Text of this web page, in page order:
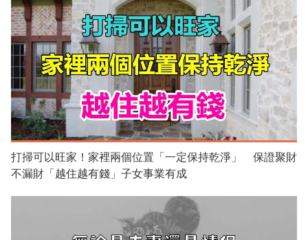
打掃可以旺家！家裡兩個位置「一定保持乾淨」 保證聚財
不漏財「越住越有錢」子女事業有成